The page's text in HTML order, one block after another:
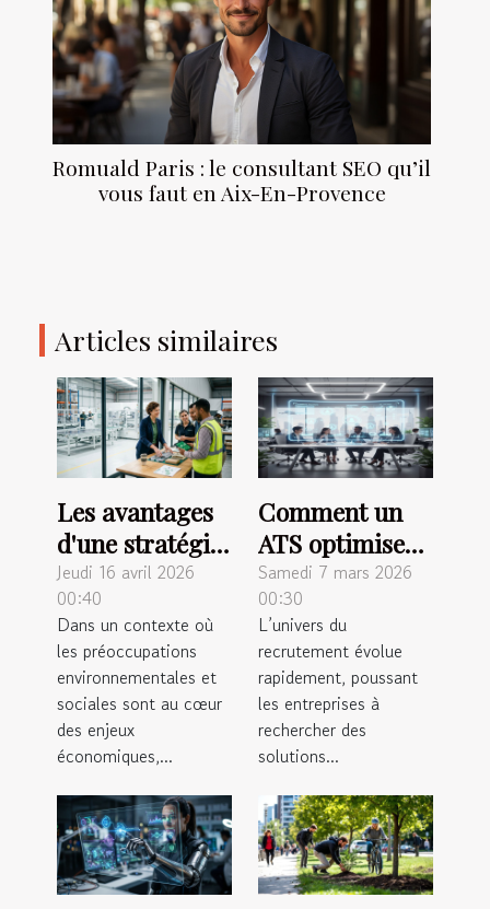
Romuald Paris : le consultant SEO qu’il
vous faut en Aix-En-Provence
Articles similaires
Les avantages
d'une stratégie
d'achat RSE
pour les
industries
modernes
Jeudi 16 avril 2026
00:40
Dans un contexte où
les préoccupations
environnementales et
sociales sont au cœur
des enjeux
économiques,...
Comment un
ATS optimise-
t-il le parcours
de
recrutement ?
Samedi 7 mars 2026
00:30
L’univers du
recrutement évolue
rapidement, poussant
les entreprises à
rechercher des
solutions...